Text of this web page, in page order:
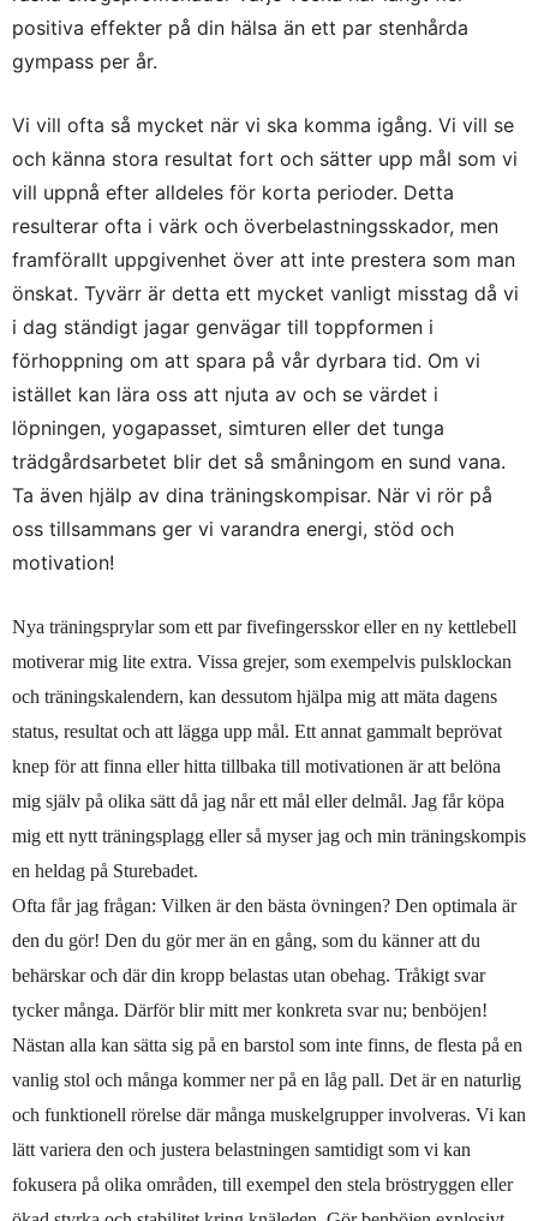
positiva effekter på din hälsa än ett par stenhårda
gympass per år.
Vi vill ofta så mycket när vi ska komma igång. Vi vill se
och känna stora resultat fort och sätter upp mål som vi
vill uppnå efter alldeles för korta perioder. Detta
resulterar ofta i värk och överbelastningsskador, men
framförallt uppgivenhet över att inte prestera som man
önskat. Tyvärr är detta ett mycket vanligt misstag då vi
i dag ständigt jagar genvägar till toppformen i
förhoppning om att spara på vår dyrbara tid. Om vi
istället kan lära oss att njuta av och se värdet i
löpningen, yogapasset, simturen eller det tunga
trädgårdsarbetet blir det så småningom en sund vana.
Ta även hjälp av dina träningskompisar. När vi rör på
oss tillsammans ger vi varandra energi, stöd och
motivation!
Nya träningsprylar som ett par fivefingersskor eller en ny kettlebell
motiverar mig lite extra. Vissa grejer, som exempelvis pulsklockan
och träningskalendern, kan dessutom hjälpa mig att mäta dagens
status, resultat och att lägga upp mål. Ett annat gammalt beprövat
knep för att finna eller hitta tillbaka till motivationen är att belöna
mig själv på olika sätt då jag når ett mål eller delmål. Jag får köpa
mig ett nytt träningsplagg eller så myser jag och min träningskompis
en heldag på Sturebadet.
Ofta får jag frågan: Vilken är den bästa övningen? Den optimala är
den du gör! Den du gör mer än en gång, som du känner att du
behärskar och där din kropp belastas utan obehag. Tråkigt svar
tycker många. Därför blir mitt mer konkreta svar nu; benböjen!
Nästan alla kan sätta sig på en barstol som inte finns, de flesta på en
vanlig stol och många kommer ner på en låg pall. Det är en naturlig
och funktionell rörelse där många muskelgrupper involveras. Vi kan
lätt variera den och justera belastningen samtidigt som vi kan
fokusera på olika områden, till exempel den stela bröstryggen eller